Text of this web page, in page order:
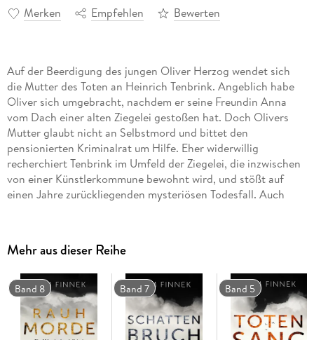
Merken Empfehlen Bewerten
Auf der Beerdigung des jungen Oliver Herzog wendet sich
die Mutter des Toten an Heinrich Tenbrink. Angeblich habe
Oliver sich umgebracht, nachdem er seine Freundin Anna
vom Dach einer alten Ziegelei gestoßen hat. Doch Olivers
Mutter glaubt nicht an Selbstmord und bittet den
pensionierten Kriminalrat um Hilfe. Eher widerwillig
recherchiert Tenbrink im Umfeld der Ziegelei, die inzwischen
von einer Künstlerkommune bewohnt wird, und stößt auf
einen Jahre zurückliegenden mysteriösen Todesfall. Auch
Während Tenbrink gleichzeitig mit Liebeskummer zu kämpfen
hat und Bertram sich Sorgen um die Gesundheit seiner
kleinen Tochter macht, stoßen die beiden ungleichen
Ermittler auf ein Gespinst von Lügen, Geheimnissen und
Verbrechen.
Mehr aus dieser Reihe
Band 8 Band 7 Band 5